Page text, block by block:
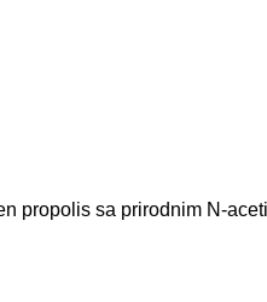
propolis sa prirodnim N-